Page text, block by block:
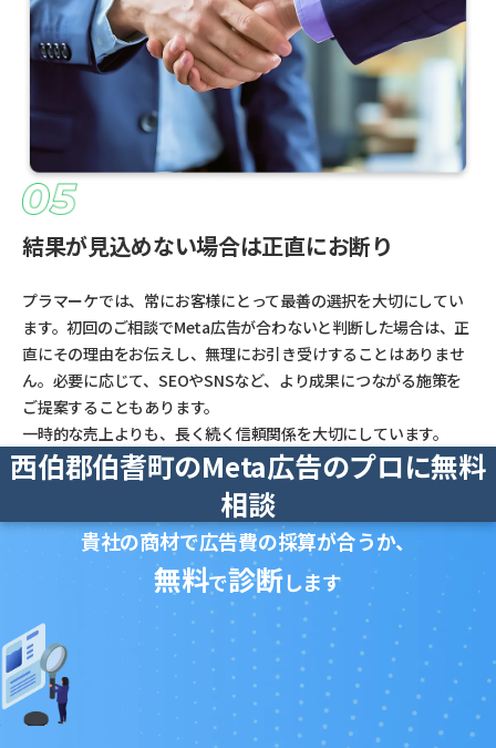
結果が見込めない場合は正直にお断り
プラマーケでは、常にお客様にとって最善の選択を大切にしてい
ます。初回のご相談でMeta広告が合わないと判断した場合は、正
直にその理由をお伝えし、無理にお引き受けすることはありませ
ん。必要に応じて、SEOやSNSなど、より成果につながる施策を
ご提案することもあります。
一時的な売上よりも、長く続く信頼関係を大切にしています。
西伯郡伯耆町のMeta広告のプロに無料
相談
貴社の商材で広告費の採算が合うか、
無料で診断します